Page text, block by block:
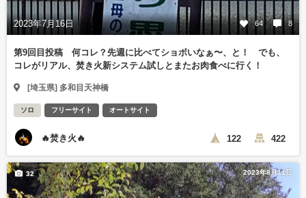
2023年7月16日 64 8
第9回目投稿 何コレ？先週に比べてショボいなぁ〜、と！ でも、
コレがリアル、焚き火新システム試しとまたお肉食べに行く！
[埼玉県] 多和目天神橋
ソロ フリーサイト オートサイト
🔥焚き火🔥 122 422
2023年8月11日
32